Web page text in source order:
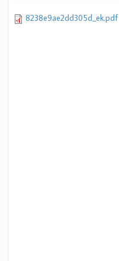
8238e9ae2dd305d_ek.pdf